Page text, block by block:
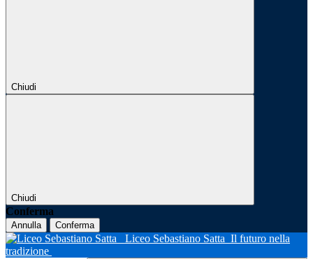
Chiudi
Chiudi
Conferma
Annulla Conferma
Liceo Sebastiano Satta Il futuro nella
tradizione